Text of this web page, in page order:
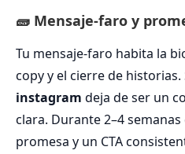
🧱 Mensaje-faro y
Tu mensaje-faro habita la
copy y el cierre de historias.
instagram deja de ser un
clara. Durante 2–4
promesa y un CTA